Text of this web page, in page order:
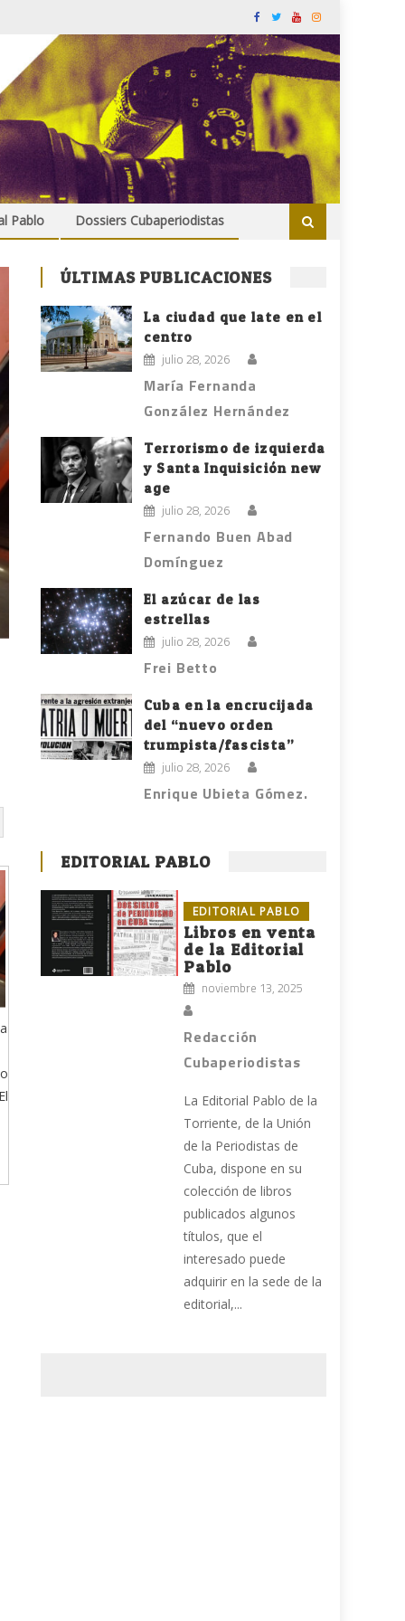
Pablo Dossiers Cubaperiodistas
ÚLTIMAS PUBLICACIONES
La ciudad que late en el
centro
julio 28, 2026
María Fernanda
González Hernández
Terrorismo de izquierda
y Santa Inquisición new
age
julio 28, 2026
Fernando Buen Abad
Domínguez
El azúcar de las
estrellas
julio 28, 2026
Frei Betto
Cuba en la encrucijada
del “nuevo orden
trumpista/fascista”
julio 28, 2026
Enrique Ubieta Gómez.
EDITORIAL PABLO
EDITORIAL PABLO
Libros en venta
de la Editorial
Pablo
noviembre 13, 2025
Redacción
Cubaperiodistas
La Editorial Pablo de la
Torriente, de la Unión
de la Periodistas de
Cuba, dispone en su
colección de libros
publicados algunos
títulos, que el
interesado puede
adquirir en la sede de la
editorial,...